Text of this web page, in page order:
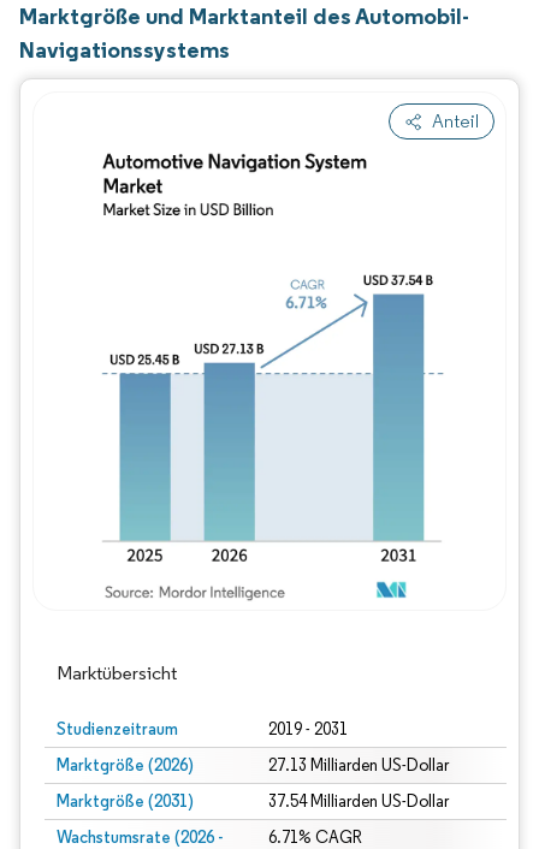
Marktgröße und Marktanteil des Automobil-
Navigationssystems
Anteil
Marktübersicht
Studienzeitraum 2019 - 2031
Marktgröße (2026) 27.13 Milliarden US-Dollar
Marktgröße (2031) 37.54 Milliarden US-Dollar
Wachstumsrate (2026 -
6.71% CAGR